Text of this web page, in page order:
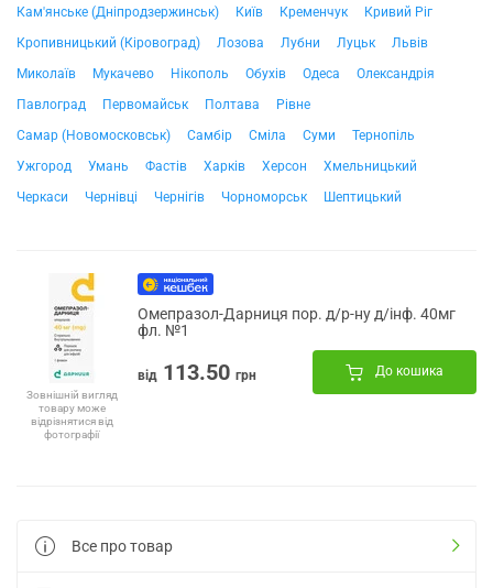
Кам'янське (Дніпродзержинськ)
Київ Кременчук
Кривий Ріг
Кропивницький (Кіровоград)
Лозова Лубни Луцьк
Львів
Миколаїв
Мукачево Нікополь Обухів Одеса
Олександрія
Павлоград
Первомайськ Полтава
Рівне
Самар (Новомосковськ)
Самбір Сміла Суми
Тернопіль
Ужгород
Умань Фастів Харків Херсон
Хмельницький
Черкаси
Чернівці Чернігів Чорноморськ Шептицький
Зовнішній вигляд
товару може
відрізнятися від
фотографії
Омепразол-Дарниця пор. д/р-ну д/інф. 40мг
фл. №1
від 113.50 грн До кошика
Все про товар